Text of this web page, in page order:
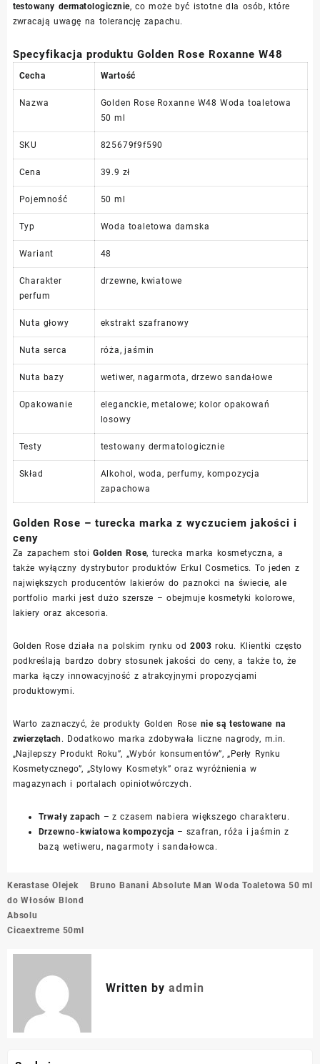
testowany dermatologicznie, co może być istotne dla osób, które
zwracają uwagę na tolerancję zapachu.
Specyfikacja produktu Golden Rose Roxanne W48
Cecha Wartość
Nazwa
Golden Rose Roxanne W48 Woda toaletowa
50 ml
SKU 825679f9f590
Cena 39.9 zł
Pojemność 50 ml
Typ Woda toaletowa damska
Wariant 48
Charakter
perfum
drzewne, kwiatowe
Nuta głowy ekstrakt szafranowy
Nuta serca róża, jaśmin
Nuta bazy wetiwer, nagarmota, drzewo sandałowe
Opakowanie
eleganckie, metalowe; kolor opakowań
losowy
Testy testowany dermatologicznie
Skład
Alkohol, woda, perfumy, kompozycja
zapachowa
Golden Rose – turecka marka z wyczuciem jakości i
ceny
Za zapachem stoiGolden Rose, turecka marka kosmetyczna, a
także wyłączny dystrybutor produktów Erkul Cosmetics. To jeden z
największych producentów lakierów do paznokci na świecie, ale
portfolio marki jest dużo szersze – obejmuje kosmetyki kolorowe,
lakiery oraz akcesoria.
Golden Rose działa na polskim rynku od2003 roku. Klientki często
podkreślają bardzo dobry stosunek jakości do ceny, a także to, że
marka łączy innowacyjność z atrakcyjnymi propozycjami
produktowymi.
Warto zaznaczyć, że produkty Golden Rose nie są testowane na
zwierzętach . Dodatkowo marka zdobywała liczne nagrody, m.in.
„Najlepszy Produkt Roku”, „Wybór konsumentów”, „Perły Rynku
Kosmetycznego”, „Stylowy Kosmetyk” oraz wyróżnienia w
magazynach i portalach opiniotwórczych.
Trwały zapach – z czasem nabiera większego charakteru.
Drzewno-kwiatowa kompozycja – szafran, róża i jaśmin z
bazą wetiweru, nagarmoty i sandałowca.
Nawigacja
wpisu
Kerastase Olejek
do Włosów Blond
Absolu
Cicaextreme 50ml
Bruno Banani Absolute Man Woda Toaletowa 50 ml
Written by admin